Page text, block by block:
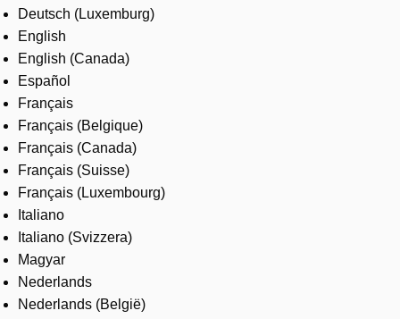
Contact us
Careers
Deutsch (Luxemburg)
English
English (Canada)
Español
Français
Français (Belgique)
Français (Canada)
Français (Suisse)
Français (Luxembourg)
Italiano
Italiano (Svizzera)
Magyar
Nederlands
Nederlands (België)